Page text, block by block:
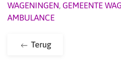
WAGENINGEN, GEMEENTE
AMBULANCE
Terug